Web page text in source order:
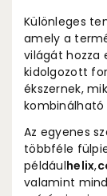
Különleges
amely a
világát hozza
kidolgozott
ékszernek,
kombinálható
Az egyenes
többféle
példáulhelix,
valamint